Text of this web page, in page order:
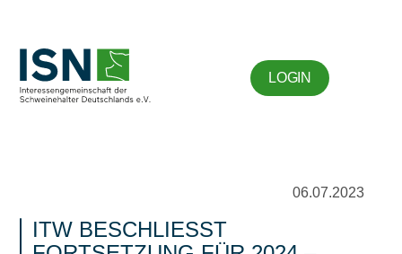
LOGIN
06.07.2023
ITW BESCHLIESST F